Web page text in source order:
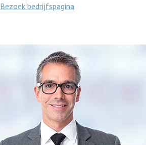
Bezoek bedrijfspagina